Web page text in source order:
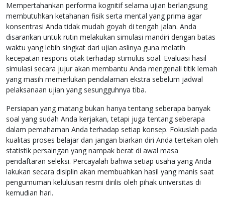
Mempertahankan performa kognitif selama ujian berlangsung
membutuhkan ketahanan fisik serta mental yang prima agar
konsentrasi Anda tidak mudah goyah di tengah jalan. Anda
disarankan untuk rutin melakukan simulasi mandiri dengan batas
waktu yang lebih singkat dari ujian aslinya guna melatih
kecepatan respons otak terhadap stimulus soal. Evaluasi hasil
simulasi secara jujur akan membantu Anda mengenali titik lemah
yang masih memerlukan pendalaman ekstra sebelum jadwal
pelaksanaan ujian yang sesungguhnya tiba.
Persiapan yang matang bukan hanya tentang seberapa banyak
soal yang sudah Anda kerjakan, tetapi juga tentang seberapa
dalam pemahaman Anda terhadap setiap konsep. Fokuslah pada
kualitas proses belajar dan jangan biarkan diri Anda tertekan oleh
statistik persaingan yang nampak berat di awal masa
pendaftaran seleksi. Percayalah bahwa setiap usaha yang Anda
lakukan secara disiplin akan membuahkan hasil yang manis saat
pengumuman kelulusan resmi dirilis oleh pihak universitas di
kemudian hari.